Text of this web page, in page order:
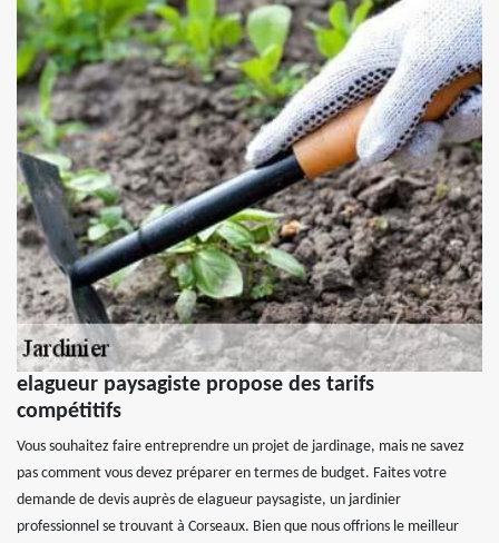
elagueur paysagiste propose des tarifs
compétitifs
Vous souhaitez faire entreprendre un projet de jardinage, mais ne savez
pas comment vous devez préparer en termes de budget. Faites votre
demande de devis auprès de elagueur paysagiste, un jardinier
professionnel se trouvant à Corseaux. Bien que nous offrions le meilleur